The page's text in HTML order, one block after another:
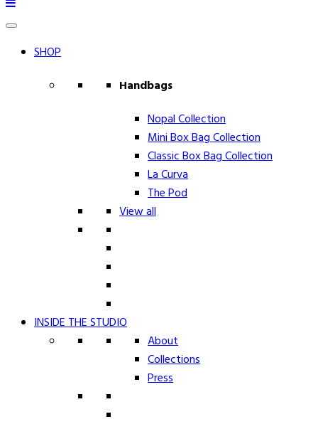
SHOP
Handbags
Nopal Collection
Mini Box Bag Collection
Classic Box Bag Collection
La Curva
The Pod
View all
INSIDE THE STUDIO
About
Collections
Press